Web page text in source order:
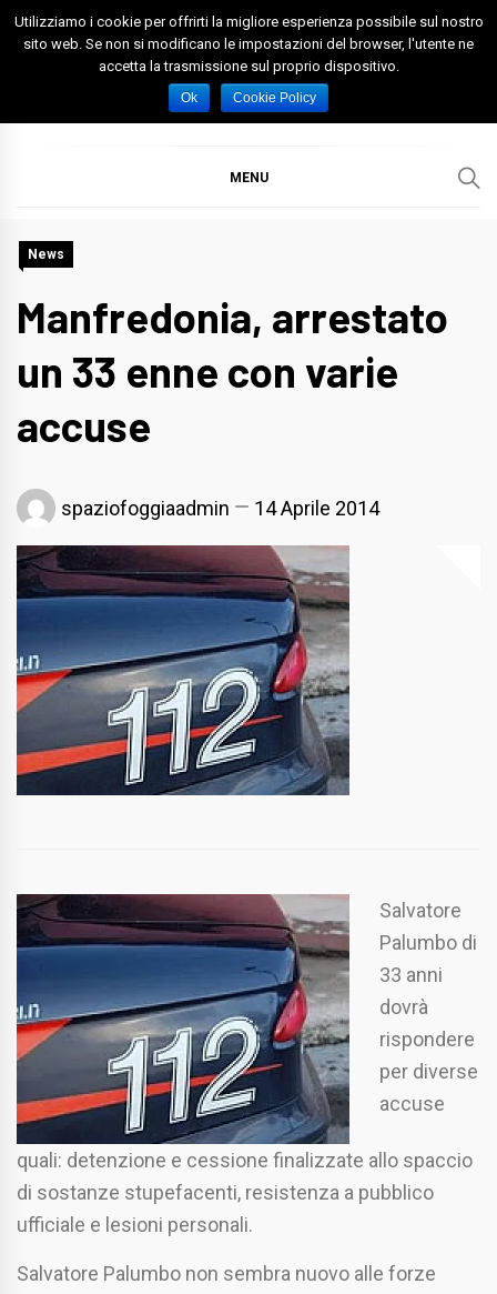
Skip
Spazio Foggia
Foggia News Calcio Eventi e Attività nella Capitanata
MENU
News
Manfredonia, arrestato
un 33 enne con varie
accuse
spaziofoggiaadmin 14 Aprile 2014
Salvatore
Palumbo di
33 anni
dovrà
rispondere
per diverse
accuse
quali: detenzione e cessione finalizzate allo spaccio
di sostanze stupefacenti, resistenza a pubblico
ufficiale e lesioni personali.
Salvatore Palumbo non sembra nuovo alle forze
Utilizziamo i cookie per offrirti la migliore esperienza possibile sul nostro
sito web. Se non si modificano le impostazioni del browser, l'utente ne
accetta la trasmissione sul proprio dispositivo.
Ok Cookie Policy